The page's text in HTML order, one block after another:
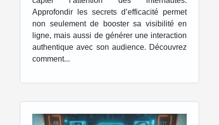
Approfondir les secrets d’efficacité permet
non seulement de booster sa visibilité en
ligne, mais aussi de générer une interaction
authentique avec son audience. Découvrez
comment...